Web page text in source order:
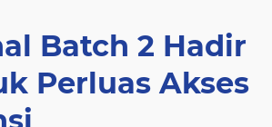
Batch 2 Hadir
Perluas Akses